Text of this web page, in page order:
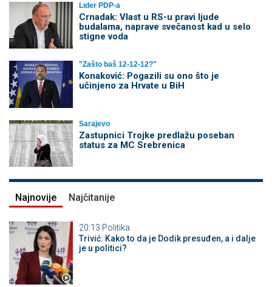
Lider PDP-a
Crnadak: Vlast u RS-u pravi ljude
budalama, naprave svečanost kad u selo
stigne voda
"Zašto baš 12-12-12?"
Konaković: Pogazili su ono što je
učinjeno za Hrvate u BiH
Sarajevo
Zastupnici Trojke predlažu poseban
status za MC Srebrenica
Najnovije Najčitanije
20:13 Politika
Trivić: Kako to da je Dodik presuđen, a i dalje
je u politici?